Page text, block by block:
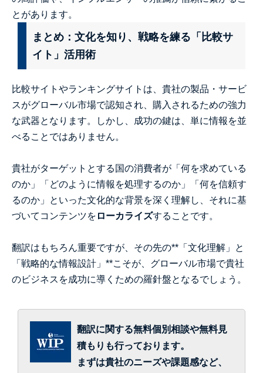
とがあります。
まとめ：文化を知り、戦略を練る「比較サ
イト」活用術
比較サイトやランキングサイトは、貴社の製品・サービ
スがグローバル市場で認知され、購入されるための強力
な武器となります。しかし、成功の鍵は、単に情報を並
べることではありません。
貴社がターゲットとする国の消費者が「何を求めている
のか」「どのように情報を処理するのか」「何を信頼す
るのか」といった文化的な背景を深く理解し、それに基
づいてコンテンツを ローカライズすることです。
翻訳はもちろん重要ですが、その先の**「文化理解」と
「戦略的な情報設計」**こそが、グローバル市場で貴社
のビジネスを成功に導くための羅針盤となるでしょう。
翻訳に関する無料個別相談や無料見
積もりも行っております。
まずは貴社のニーズや課題感など、